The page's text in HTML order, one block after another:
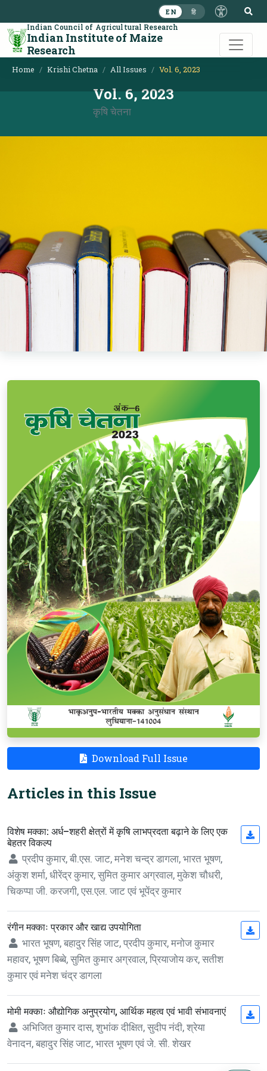
EN हि
Indian Council of Agricultural Research
Indian Institute of Maize
Research
Home Krishi Chetna All Issues Vol. 6, 2023
Vol. 6, 2023
कृषि चेतना
Download Full Issue(opens in new
Articles in this Issue
विशेष मक्का: अर्ध–शहरी क्षेत्रों में कृषि लाभप्रदता बढ़ाने के लिए एक
बेहतर विकल्प
प्रदीप कुमार, बी.एस. जाट, मनेश चन्द्र डागला, भारत भूषण,
अंकुश शर्मा, धीरेंद्र कुमार, सुमित कुमार अग्रवाल, मुकेश चौधरी,
चिकप्पा जी. करजगी, एस.एल. जाट एवं भूपेंद्र कुमार
रंगीन मक्काः प्रकार और खाद्य उपयोगिता
भारत भूषण, बहादुर सिंह जाट, प्रदीप कुमार, मनोज कुमार
महावर, भूषण बिब्बे, सुमित कुमार अग्रवाल, प्रियाजोय कर, सतीश
कुमार एवं मनेश चंद्र डागला
मोमी मक्काः औद्योगिक अनुप्रयोग, आर्थिक महत्व एवं भावी संभावनाएं
अभिजित कुमार दास, शुभांक दीक्षित, सुदीप नंदी, श्रेया
वेनादन, बहादुर सिंह जाट, भारत भूषण एवं जे. सी. शेखर